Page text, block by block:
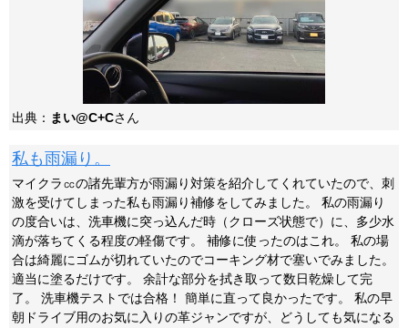
出典： まい@C+Cさん
私も雨漏り。
マイクラ㏄の諸先輩方が雨漏り対策を紹介してくれていたので、刺
激を受けてしまった私も雨漏り補修をしてみました。 私の雨漏り
の度合いは、洗車機に突っ込んだ時（クローズ状態で）に、多少水
滴が落ちてくる程度の軽傷です。 補修に使ったのはこれ。 私の場
合は綺麗にゴムが切れていたのでコーキング材で塞いでみました。
適当に塗るだけです。 余計な部分を拭き取って数日乾燥して完
了。 洗車機テストでは合格！ 簡単に直って良かったです。 私の早
朝ドライブ用のお気に入りの革ジャンですが、どうしても気になる